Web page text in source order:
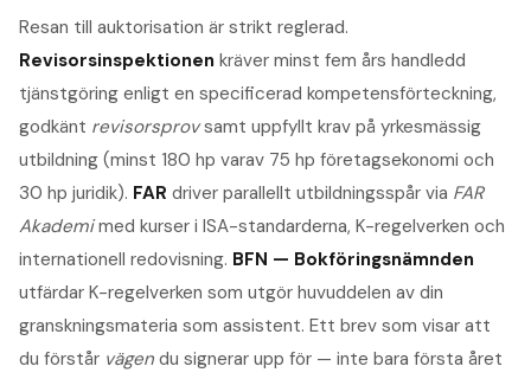
Resan till auktorisation är strikt reglerad.
Revisorsinspektionen kräver minst fem års handledd
tjänstgöring enligt en specificerad kompetensförteckning,
godkänt revisorsprovsamt uppfyllt krav på yrkesmässig
utbildning (minst 180 hp varav 75 hp företagsekonomi och
30 hp juridik). FAR driver parallellt utbildningsspår via FAR
Akademimed kurser i ISA-standarderna, K-regelverken och
internationell redovisning. BFN — Bokföringsnämnden
utfärdar K-regelverken som utgör huvuddelen av din
granskningsmateria som assistent. Ett brev som visar att
du förstår vägen du signerar upp för — inte bara första året